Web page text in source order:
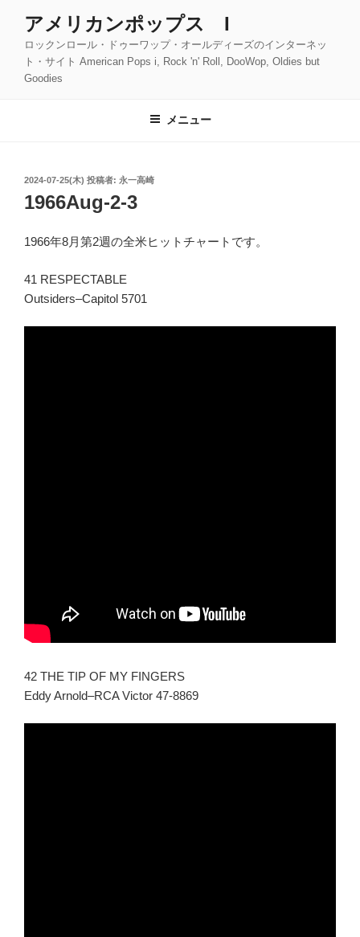
アメリカンポップス I
ロックンロール・ドゥーワップ・オールディーズのインターネッ
ト・サイト American Pops i, Rock 'n' Roll, DooWop, Oldies but
Goodies
メニュー
投
稿
日:
2024-07-25(木) 投稿者: 永一高崎
1966Aug-2-3
1966年8月第2週の全米ヒットチャートです。
41 RESPECTABLE
Outsiders–Capitol 5701
42 THE TIP OF MY FINGERS
Eddy Arnold–RCA Victor 47-8869